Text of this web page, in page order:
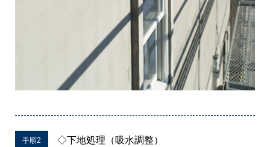
手順2 ◇下地処理（吸水調整）